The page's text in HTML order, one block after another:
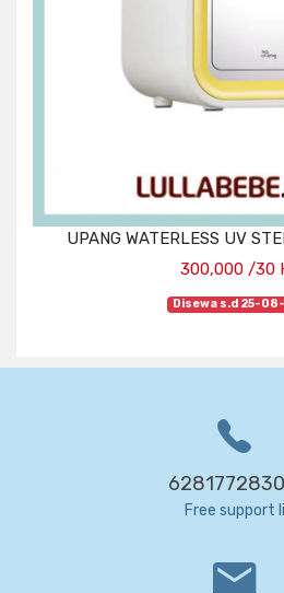
UPANG WATERLESS UV
300,000 /30
Disewa s.d 25-
Free support